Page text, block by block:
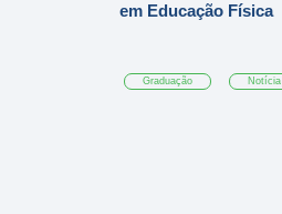
em Educação Física
Graduação Notícia